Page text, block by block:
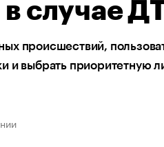
случае
происшествий,
и выбрать приоритетную